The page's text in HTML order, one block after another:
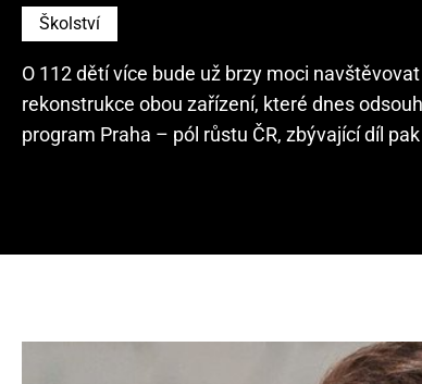
Školství
O 112 dětí více bude už brzy moci
rekonstrukce obou zařízení, které dnes
program Praha – pól růstu ČR, zbývající díl